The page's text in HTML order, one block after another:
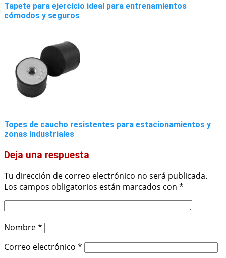
Tapete para ejercicio ideal para entrenamientos
cómodos y seguros
Topes de caucho resistentes para estacionamientos y
zonas industriales
Deja una respuesta
Tu dirección de correo electrónico no será publicada.
Los campos obligatorios están marcados con *
Nombre*
Correo electrónico *